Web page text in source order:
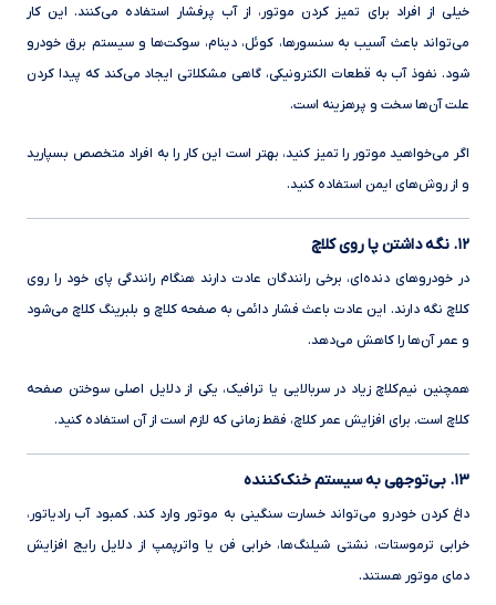
خیلی از افراد برای تمیز کردن موتور، از آب پرفشار استفاده می‌کنند. این کار
می‌تواند باعث آسیب به سنسورها، کوئل، دینام، سوکت‌ها و سیستم برق خودرو
شود. نفوذ آب به قطعات الکترونیکی، گاهی مشکلاتی ایجاد می‌کند که پیدا کردن
علت آن‌ها سخت و پرهزینه است.
اگر می‌خواهید موتور را تمیز کنید، بهتر است این کار را به افراد متخصص بسپارید
و از روش‌های ایمن استفاده کنید.
۱۲. نگه داشتن پا روی کلاچ
در خودروهای دنده‌ای، برخی رانندگان عادت دارند هنگام رانندگی پای خود را روی
کلاچ نگه دارند. این عادت باعث فشار دائمی به صفحه کلاچ و بلبرینگ کلاچ می‌شود
و عمر آن‌ها را کاهش می‌دهد.
همچنین نیم‌کلاچ زیاد در سربالایی یا ترافیک، یکی از دلایل اصلی سوختن صفحه
کلاچ است. برای افزایش عمر کلاچ، فقط زمانی که لازم است از آن استفاده کنید.
۱۳. بی‌توجهی به سیستم خنک‌کننده
داغ کردن خودرو می‌تواند خسارت سنگینی به موتور وارد کند. کمبود آب رادیاتور،
خرابی ترموستات، نشتی شیلنگ‌ها، خرابی فن یا واترپمپ از دلایل رایج افزایش
دمای موتور هستند.